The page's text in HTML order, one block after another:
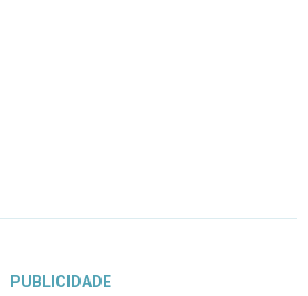
PUBLICIDADE